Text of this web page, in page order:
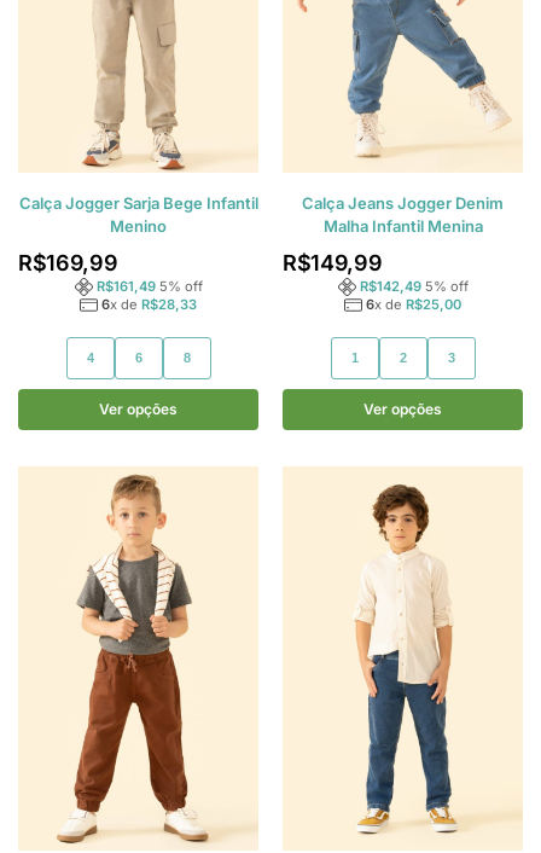
Calça Jogger Sarja Bege Infantil
Menino
R$169,99
R$161,49 5% off
6x de R$28,33
4 6 8
Ver opções
Calça Jeans Jogger Denim
Malha Infantil Menina
R$149,99
R$142,49 5% off
6x de R$25,00
1 2 3
Ver opções